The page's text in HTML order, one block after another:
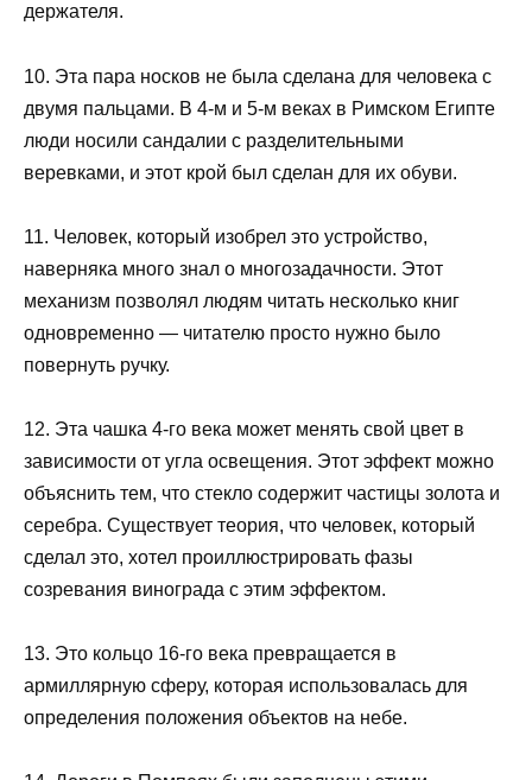
держателя.
10. Эта пара носков не была сделана для человека с
двумя пальцами. В 4-м и 5-м веках в Римском Египте
люди носили сандалии с разделительными
веревками, и этот крой был сделан для их обуви.
11. Человек, который изобрел это устройство,
наверняка много знал о многозадачности. Этот
механизм позволял людям читать несколько книг
одновременно — читателю просто нужно было
повернуть ручку.
12. Эта чашка 4-го века может менять свой цвет в
зависимости от угла освещения. Этот эффект можно
объяснить тем, что стекло содержит частицы золота и
серебра. Существует теория, что человек, который
сделал это, хотел проиллюстрировать фазы
созревания винограда с этим эффектом.
13. Это кольцо 16-го века превращается в
армиллярную сферу, которая использовалась для
определения положения объектов на небе.